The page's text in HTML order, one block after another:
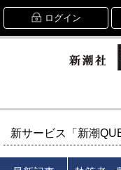
ログイン
新サービス「新潮